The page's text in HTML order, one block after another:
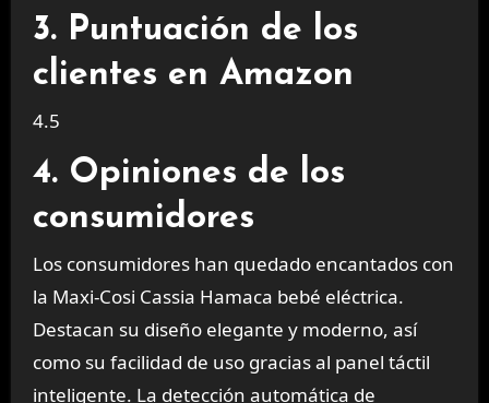
3. Puntuación de los
clientes en Amazon
4.5
4. Opiniones de los
consumidores
Los consumidores han quedado encantados con
la Maxi-Cosi Cassia Hamaca bebé eléctrica.
Destacan su diseño elegante y moderno, así
como su facilidad de uso gracias al panel táctil
inteligente. La detección automática de